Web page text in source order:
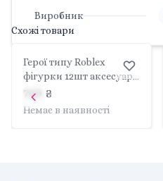
Виробник
Схожі товари
Герої типу Roblex
фігурки 12шт аксесуари
у коробці 31*28*5см
JL19082 Китай
710 ₴
Немає в наявності